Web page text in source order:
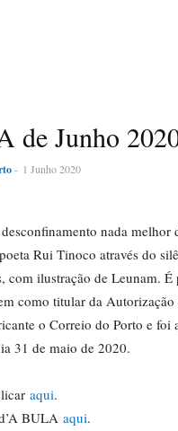
de Junho
- 1 Junho 2020
nada melhor
Rui Tinoco através do
com ilustração de Leunam.
como titular da
o Correio do Porto e foi
31 de maio de 2020.
aqui.
BULA aqui.